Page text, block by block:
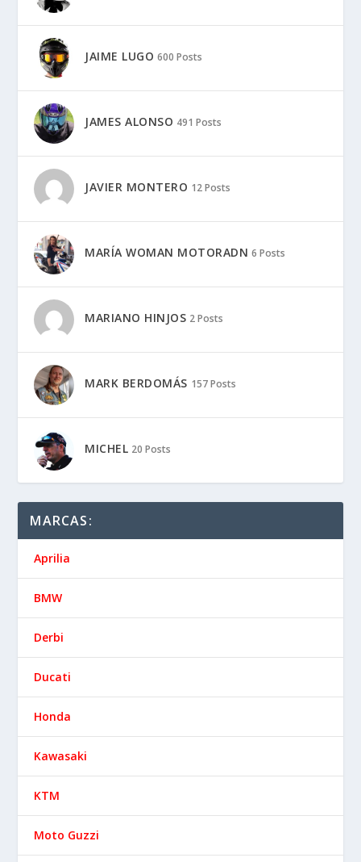
JAIME LUGO 600 Posts
JAMES ALONSO 491 Posts
JAVIER MONTERO 12 Posts
MARÍA WOMAN MOTORADN 6 Posts
MARIANO HINJOS 2 Posts
MARK BERDOMÁS 157 Posts
MICHEL 20 Posts
MARCAS:
Aprilia
BMW
Derbi
Ducati
Honda
Kawasaki
KTM
Moto Guzzi